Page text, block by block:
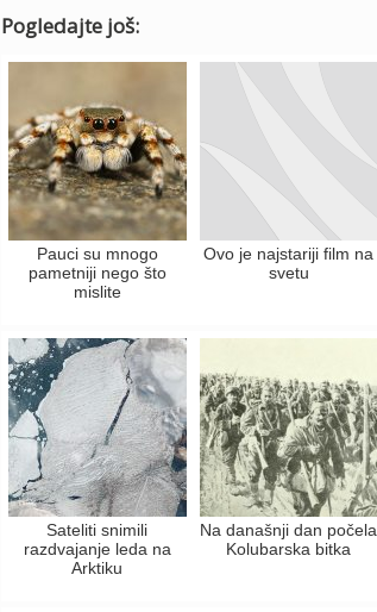
Pogledajte još:
Pauci su mnogo
pametniji nego što
mislite
Ovo je najstariji film na
svetu
Sateliti snimili
razdvajanje leda na
Arktiku
Na današnji dan počela
Kolubarska bitka